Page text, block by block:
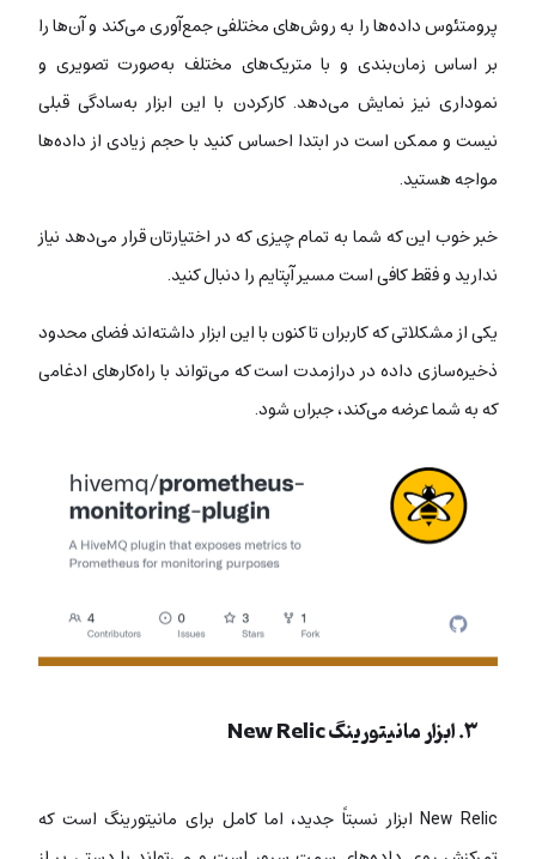
پرومتئوس داده‌ها را به روش‌های مختلفی جمع‌آوری می‌کند و آن‌ها را
بر اساس زمان‌بندی و با متریک‌های مختلف به‌صورت تصویری و
نموداری نیز نمایش می‌دهد. کارکردن با این ابزار به‌سادگی قبلی
نیست و ممکن است در ابتدا احساس کنید با حجم زیادی از داده‌ها
مواجه هستید.
خبر خوب این که شما به تمام چیزی که در اختیارتان قرار می‌دهد نیاز
ندارید و فقط کافی است مسیر آپتایم را دنبال کنید.
یکی از مشکلاتی که کاربران تا کنون با این ابزار داشته‌اند فضای محدود
ذخیره‌سازی داده در درازمدت است که می‌تواند با راه‌کارهای ادغامی
که به شما عرضه می‌کند، جبران شود.
۳. ابزار مانیتورینگ New Relic
New Relic ابزار نسبتاً جدید، اما کامل برای مانیتورینگ است که